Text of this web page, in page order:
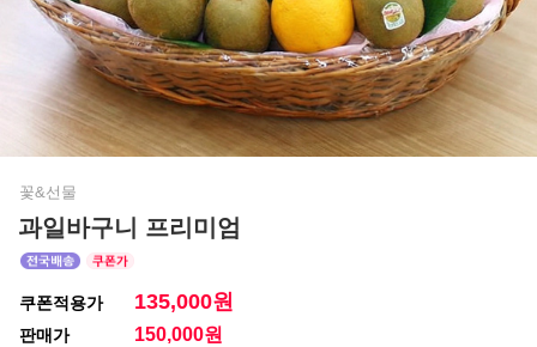
꽃&선물
과일바구니 프리미엄
쿠폰적용가 135,000원
판매가 150,000원